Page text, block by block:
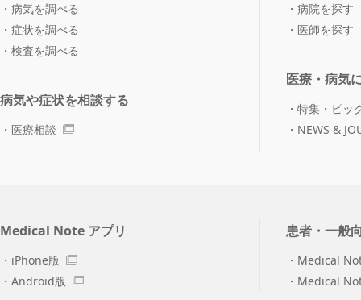
病気を調べる
症状を調べる
検査を調べる
病気や症状を相談する
医療相談
病院を探す
医師を探す
医療・病気
特集・ピッ
NEWS &
Medical Note アプリ
iPhone版
Android版
患者・一般
Medical
Medical